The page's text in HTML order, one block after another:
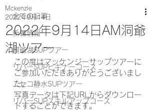
全ての記事
新着情報
洞爺湖SUPツアー
リバーSUPビギナーコース
ニセコ静水SUPツアー
リバーSUPスキルアップコース
2022年9月14日AM洞爺
湖ツアー
Mckenzie
2022年9月14日
この度はマッケンジーサップツアーに
ご参加いただきありがとうございまし
た。
写真データは下記URLからダウンロー
ドすることができます。